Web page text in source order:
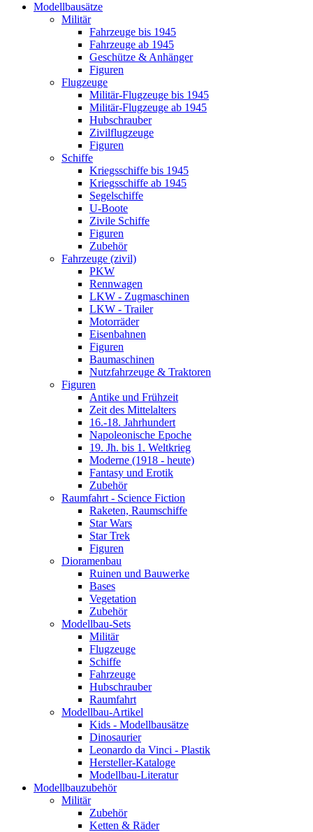
Modellbausätze
Militär
Fahrzeuge bis 1945
Fahrzeuge ab 1945
Geschütze & Anhänger
Figuren
Flugzeuge
Militär-Flugzeuge bis 1945
Militär-Flugzeuge ab 1945
Hubschrauber
Zivilflugzeuge
Figuren
Schiffe
Kriegsschiffe bis 1945
Kriegsschiffe ab 1945
Segelschiffe
U-Boote
Zivile Schiffe
Figuren
Zubehör
Fahrzeuge (zivil)
PKW
Rennwagen
LKW - Zugmaschinen
LKW - Trailer
Motorräder
Eisenbahnen
Figuren
Baumaschinen
Nutzfahrzeuge & Traktoren
Figuren
Antike und Frühzeit
Zeit des Mittelalters
16.-18. Jahrhundert
Napoleonische Epoche
19. Jh. bis 1. Weltkrieg
Moderne (1918 - heute)
Fantasy und Erotik
Zubehör
Raumfahrt - Science Fiction
Raketen, Raumschiffe
Star Wars
Star Trek
Figuren
Dioramenbau
Ruinen und Bauwerke
Bases
Vegetation
Zubehör
Modellbau-Sets
Militär
Flugzeuge
Schiffe
Fahrzeuge
Hubschrauber
Raumfahrt
Modellbau-Artikel
Kids - Modellbausätze
Dinosaurier
Leonardo da Vinci - Plastik
Hersteller-Kataloge
Modellbau-Literatur
Modellbauzubehör
Militär
Zubehör
Ketten & Räder